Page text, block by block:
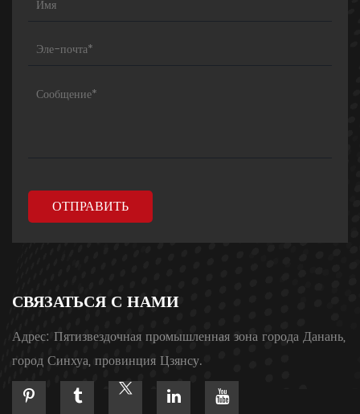
ОТПРАВИТЬ
СВЯЗАТЬСЯ С НАМИ
Адрес: Пятизвездочная промышленная зона города Данань,
город Синхуа, провинция Цзянсу.